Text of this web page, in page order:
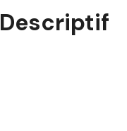
Descriptif